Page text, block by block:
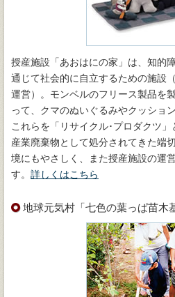
授産施設「あおはにの家」は、知的
通じて社会的に自立するための施設
運営）。モンベルのフリース製品を
って、クマのぬいぐるみやクッショ
これらを「リサイクル･プロダクツ」
産業廃棄物として処分されてきた端
境にもやさしく、また授産施設の運
す。 詳しくはこちら
地球元気村「七色の葉っぱ苗木